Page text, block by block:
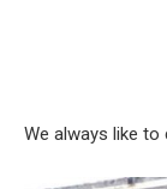
We always like to